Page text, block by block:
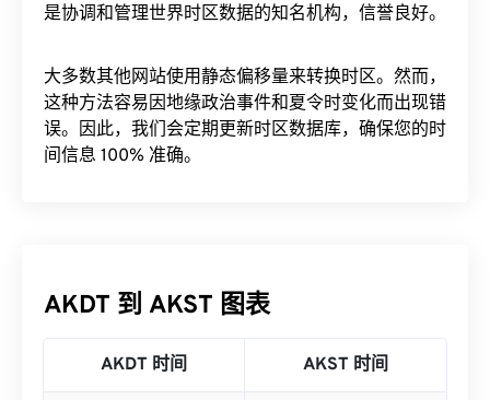
是协调和管理世界时区数据的知名机构，信誉良好。
大多数其他网站使用静态偏移量来转换时区。然而，
这种方法容易因地缘政治事件和夏令时变化而出现错
误。因此，我们会定期更新时区数据库，确保您的时
间信息 100% 准确。
AKDT 到 AKST 图表
AKDT 时间 AKST 时间